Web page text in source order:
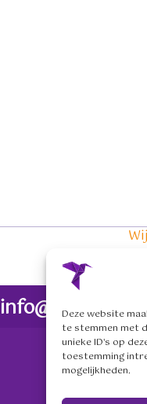
Deze website
te stemmen met
unieke ID's op
toestemming
mogelijkheden.
info@me-